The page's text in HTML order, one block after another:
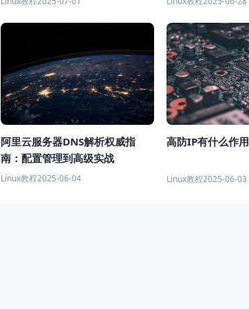
阿里云服务器DNS解析权威指
南：配置管理到高级实战
Linux教程2025-06-04
高防IP有什么作用
Linux教程2025-06-03